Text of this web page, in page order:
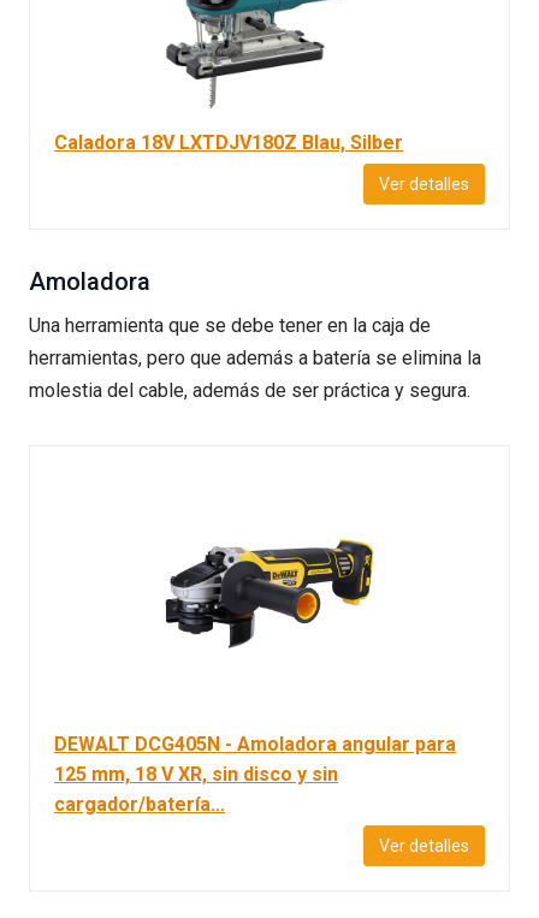
Caladora 18V LXTDJV180Z Blau, Silber
Ver detalles
Amoladora
Una herramienta que se debe tener en la caja de
herramientas, pero que además a batería se elimina la
molestia del cable, además de ser práctica y segura.
DEWALT DCG405N - Amoladora angular para
125 mm, 18 V XR, sin disco y sin
cargador/batería...
Ver detalles